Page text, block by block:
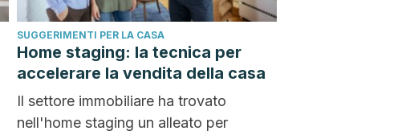
SUGGERIMENTI PER LA CASA
Home staging: la tecnica per
accelerare la vendita della casa
Il settore immobiliare ha trovato
nell'home staging un alleato per